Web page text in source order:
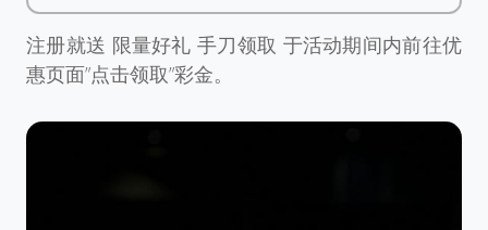
注册就送 限量好礼 手刀领取 于活动期间内前往优
惠页面”点击领取”彩金。